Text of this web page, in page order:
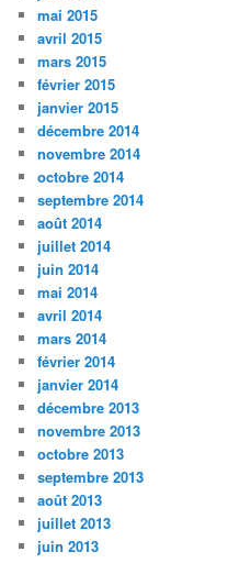
mai 2015
avril 2015
mars 2015
février 2015
janvier 2015
décembre 2014
novembre 2014
octobre 2014
septembre 2014
août 2014
juillet 2014
juin 2014
mai 2014
avril 2014
mars 2014
février 2014
janvier 2014
décembre 2013
novembre 2013
octobre 2013
septembre 2013
août 2013
juillet 2013
juin 2013